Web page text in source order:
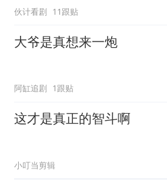
伙计看剧 11跟贴
大爷是真想来一炮
阿缸追剧 1跟贴
这才是真正的智斗啊
小叮当剪辑